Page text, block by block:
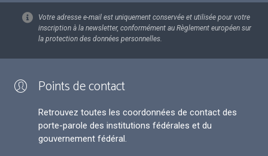
Votre adresse e-mail est uniquement conservée et utilisée pour votre
inscription à la newsletter, conformément au Règlement européen sur
la protection des données personnelles.
Points de contact
Retrouvez toutes les coordonnées de contact des
porte-parole des institutions fédérales et du
gouvernement fédéral.